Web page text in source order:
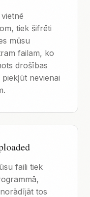
tiek šifrēti
mūsu
failam, ko
drošības
nevienai
faili tiek
tos